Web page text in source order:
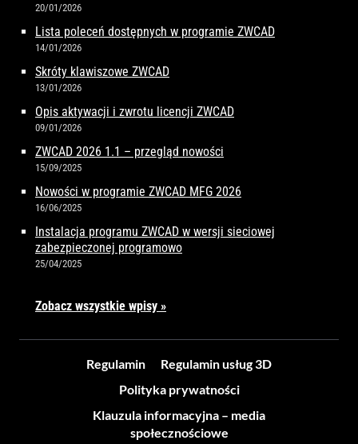
20/01/2026
Lista poleceń dostępnych w programie ZWCAD
14/01/2026
Skróty klawiszowe ZWCAD
13/01/2026
Opis aktywacji i zwrotu licencji ZWCAD
09/01/2026
ZWCAD 2026 1.1 – przegląd nowości
15/09/2025
Nowości w programie ZWCAD MFG 2026
16/06/2025
Instalacja programu ZWCAD w wersji sieciowej
zabezpieczonej programowo
25/04/2025
Zobacz wszystkie wpisy »
Regulamin
Regulamin usług 3D
Polityka prywatności
Klauzula informacyjna – media
społecznościowe